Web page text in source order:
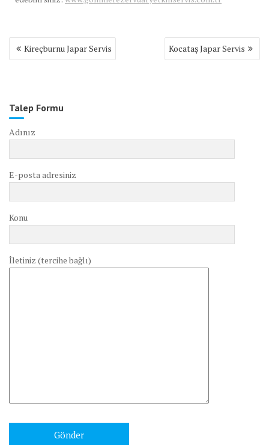
Yazı
gezinmesi
Kireçburnu Japar Servis Kocataş Japar Servis
Talep Formu
Adınız
E-posta adresiniz
Konu
İletiniz (tercihe bağlı)